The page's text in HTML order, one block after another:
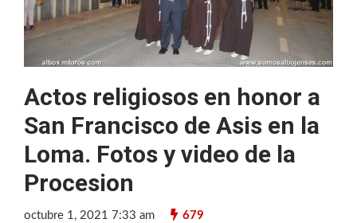
Actos religiosos en honor a
San Francisco de Asis en la
Loma. Fotos y video de la
Procesion
octubre 1, 2021 7:33 am 679